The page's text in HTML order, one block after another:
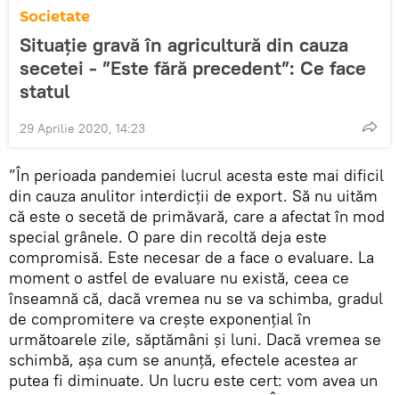
Societate
Situație gravă în agricultură din cauza
secetei - ”Este fără precedent”: Ce face
statul
29 Aprilie 2020, 14:23
”În perioada pandemiei lucrul acesta este mai dificil
din cauza anulitor interdicții de export. Să nu uităm
că este o secetă de primăvară, care a afectat în mod
special grânele. O pare din recoltă deja este
compromisă. Este necesar de a face o evaluare. La
moment o astfel de evaluare nu există, ceea ce
înseamnă că, dacă vremea nu se va schimba, gradul
de compromitere va crește exponențial în
următoarele zile, săptămâni și luni. Dacă vremea se
schimbă, așa cum se anunță, efectele acestea ar
putea fi diminuate. Un lucru este cert: vom avea un